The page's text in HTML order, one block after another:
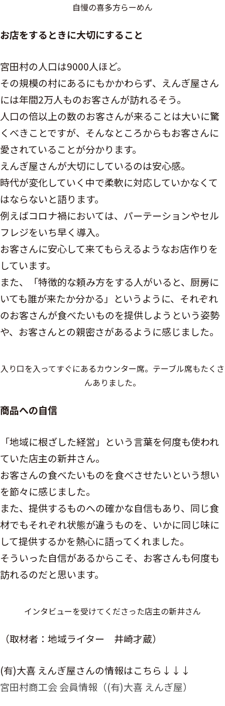
自慢の喜多方らーめん
お店をするときに大切にすること
宮田村の人口は9000人ほど。
その規模の村にあるにもかかわらず、えんぎ屋さん
には年間2万人ものお客さんが訪れるそう。
人口の倍以上の数のお客さんが来ることは大いに驚
くべきことですが、そんなところからもお客さんに
愛されていることが分かります。
えんぎ屋さんが大切にしているのは安心感。
時代が変化していく中で柔軟に対応していかなくて
はならないと語ります。
例えばコロナ禍においては、パーテーションやセル
フレジをいち早く導入。
お客さんに安心して来てもらえるようなお店作りを
しています。
また、「特徴的な頼み方をする人がいると、厨房に
いても誰が来たか分かる」というように、それぞれ
のお客さんが食べたいものを提供しようという姿勢
や、お客さんとの親密さがあるように感じました。
入り口を入ってすぐにあるカウンター席。テーブル席もたくさ
んありました。
商品への自信
「地域に根ざした経営」という言葉を何度も使われ
ていた店主の新井さん。
お客さんの食べたいものを食べさせたいという想い
を節々に感じました。
また、提供するものへの確かな自信もあり、同じ食
材でもそれぞれ状態が違うものを、いかに同じ味に
して提供するかを熱心に語ってくれました。
そういった自信があるからこそ、お客さんも何度も
訪れるのだと思います。
インタビューを受けてくださった店主の新井さん
（取材者：地域ライター 井崎才蔵）
(有)大喜 えんぎ屋さんの情報はこちら↓↓↓
宮田村商工会 会員情報（(有)大喜 えんぎ屋）